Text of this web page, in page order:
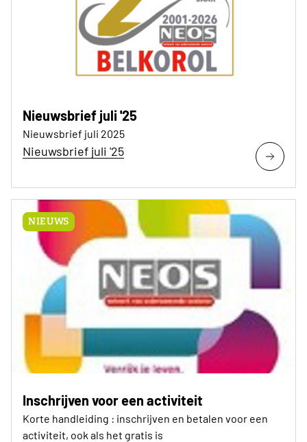
Nieuwsbrief juli '25
Nieuwsbrief juli 2025
Nieuwsbrief juli '25
NIEUWS
Inschrijven voor een activiteit
Korte handleiding : inschrijven en betalen voor een
activiteit, ook als het gratis is